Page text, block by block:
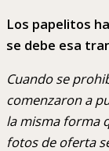
Los papelitos
se debe esa
Cuando se
comenzaron a
la misma forma
fotos de oferta